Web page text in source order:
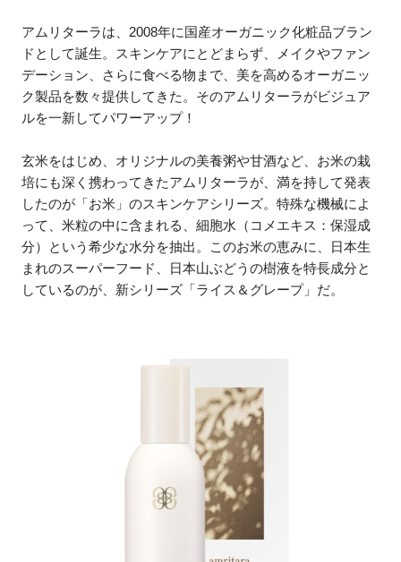
アムリターラは、2008年に国産オーガニック化粧品ブラン
ドとして誕生。スキンケアにとどまらず、メイクやファン
デーション、さらに食べる物まで、美を高めるオーガニッ
ク製品を数々提供してきた。そのアムリターラがビジュア
ルを一新してパワーアップ！
玄米をはじめ、オリジナルの美養粥や甘酒など、お米の栽
培にも深く携わってきたアムリターラが、満を持して発表
したのが「お米」のスキンケアシリーズ。特殊な機械によ
って、米粒の中に含まれる、細胞水（コメエキス：保湿成
分）という希少な水分を抽出。このお米の恵みに、日本生
まれのスーパーフード、日本山ぶどうの樹液を特長成分と
しているのが、新シリーズ「ライス＆グレープ」だ。